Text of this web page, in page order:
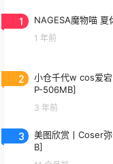
1 NAGESA魔物喵 夏
1 年前
2
小仓千代w cos爱
P-506MB]
3 年前
3
美图欣赏丨Coser
B]